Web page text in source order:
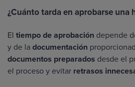
¿Cuánto tarda en aprobarse una
El tiempo de aprobación depende
y de ladocumentación
documentos preparados desde el
el proceso y evitar retrasos